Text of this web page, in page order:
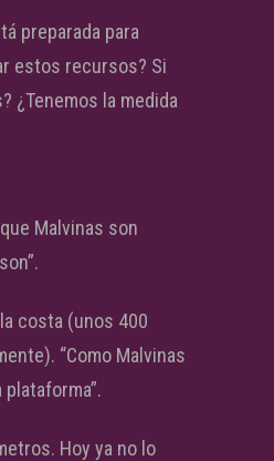
preparada para
estos recursos? Si
¿Tenemos la medida
Malvinas son
costa (unos 400
“Como Malvinas
Hoy ya no lo